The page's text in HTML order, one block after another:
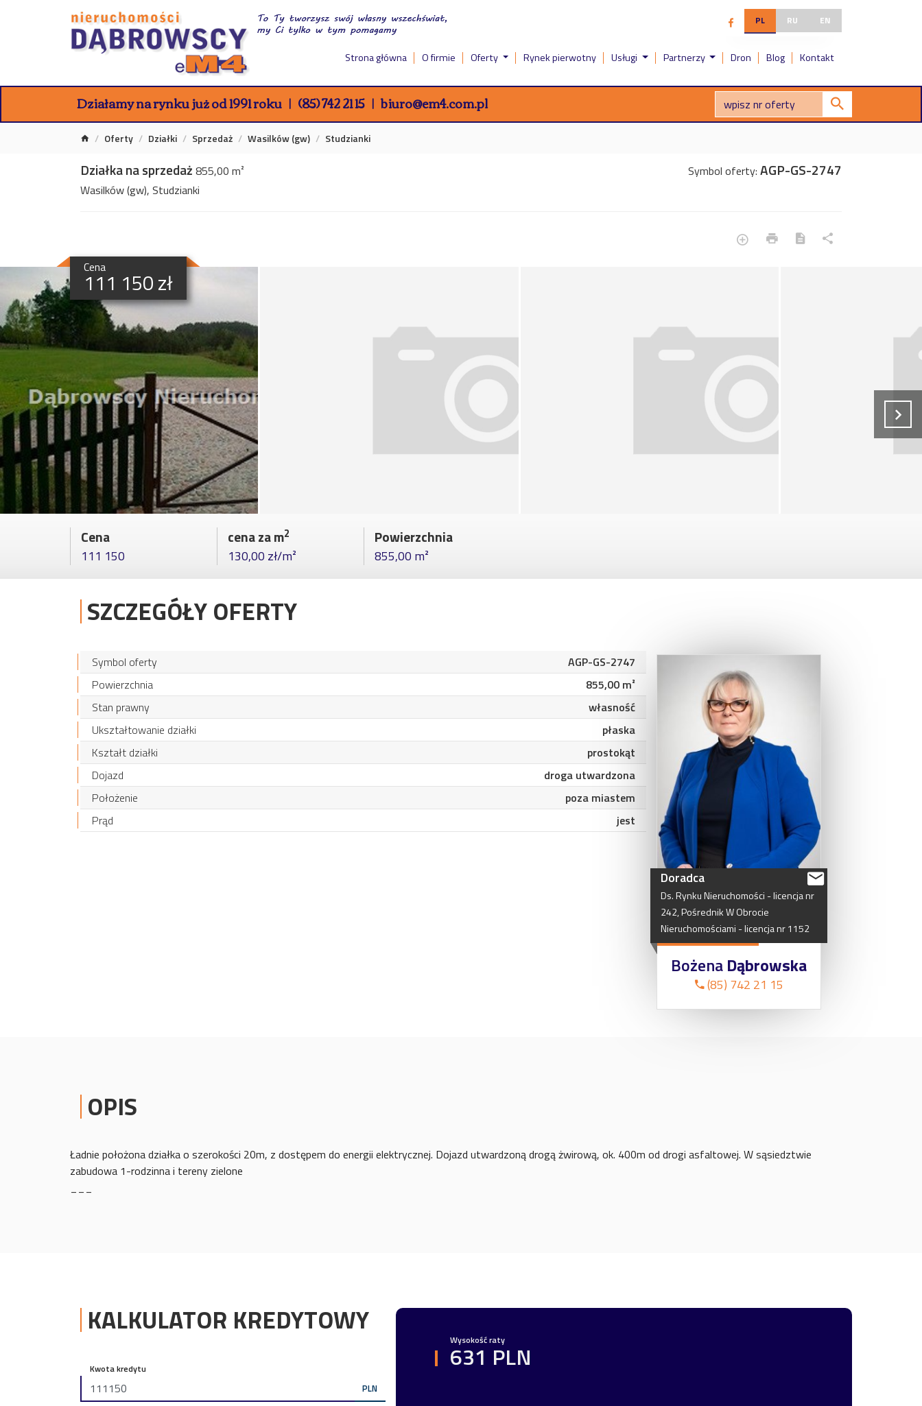
PL RU EN
Strona główna O firmie Oferty Rynek pierwotny Usługi Partnerzy Dron Blog Kontakt
Działamy na rynku już od 1991 roku (85) 742 21 15 biuro@em4.com.pl
Oferty Działki Sprzedaż Wasilków (gw) Studzianki
Działka na sprzedaż 855,00 m²
Wasilków (gw), Studzianki
Symbol oferty: AGP-GS-2747
Cena
111 150 zł
Cena
111 150
cena za m2
130,00 zł/m²
Powierzchnia
855,00 m²
SZCZEGÓŁY OFERTY
Symbol oferty
AGP-GS-2747
Powierzchnia
855,00 m²
Stan prawny
własność
Ukształtowanie działki
płaska
Kształt działki
prostokąt
Dojazd
droga utwardzona
Położenie
poza miastem
Prąd
jest
Doradca
Ds.RynkuNieruchomości -licencjanr
242,PośrednikWObrocie
Nieruchomościami -licencjanr1152
BożenaDąbrowska
(85) 742 21 15
OPIS
Ładnie położona działka o szerokości 20m, z dostępem do energii elektrycznej. Dojazd utwardzoną drogą żwirową, ok. 400m od drogi asfaltowej. W sąsiedztwie
zabudowa 1-rodzinna i tereny zielone
KALKULATOR KREDYTOWY
Kwota kredytu
PLN
Wysokość raty
631 PLN